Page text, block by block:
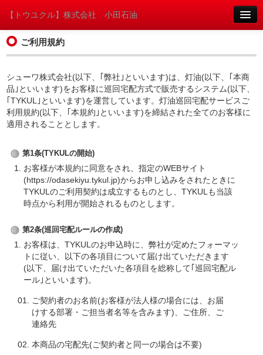
【トウユクル】株式会社 小田石油
ご利用規約
シューワ株式会社(以下、｢弊社｣といいます)は、灯油(以下、｢本商
品｣といいます)をお客様に巡回宅配方式で販売するシステム(以下、
｢TYKUL｣といいます)を運営しています。灯油巡回宅配サービスご
利用規約(以下、｢本規約｣といいます)を締結された全てのお客様に
適用されることとします。
第1条(TYKULの開始)
お客様が本規約に同意をされ、指定のWEBサイト
(https://odasekiyu.tykul.jp)からお申し込みをされたときに
TYKULのご利用契約は成立するものとし、TYKULも当該
時点から利用が開始されるものとします。
第2条(巡回宅配ルールの作成)
お客様は、TYKULのお申込時に、弊社が定めたフォーマッ
トに従い、以下の各項目について届け出ていただきます
(以下、届け出ていただいた各項目を総称して｢巡回宅配ル
ール｣といいます)。
ご契約者のお名前(お客様が法人様の場合には、お届
けする部署・ご担当者名等を含みます)、ご住所、ご
連絡先
本商品の宅配先(ご契約者と同一の場合は不要)